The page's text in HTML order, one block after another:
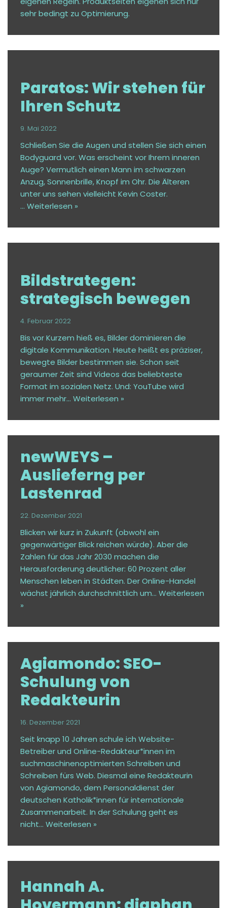
sehr bedingt zu Optimierung.
Paratos: Wir stehen für
Ihren Schutz
9. Mai 2022
Schließen Sie die Augen und stellen Sie sich einen
Bodyguard vor. Was erscheint vor Ihrem inneren
Auge? Vermutlich einen Mann im schwarzen
Anzug, Sonnenbrille, Knopf im Ohr. Die Älteren
unter uns sehen vielleicht Kevin Coster.
… Weiterlesen »
Bildstrategen:
strategisch bewegen
4. Februar 2022
Bis vor Kurzem hieß es, Bilder dominieren die
digitale Kommunikation. Heute heißt es präziser,
bewegte Bilder bestimmen sie. Schon seit
geraumer Zeit sind Videos das beliebteste
Format im sozialen Netz. Und: YouTube wird
immer mehr… Weiterlesen »
newWEYS –
Auslieferng per
Lastenrad
22. Dezember 2021
Blicken wir kurz in Zukunft (obwohl ein
gegenwärtiger Blick reichen würde). Aber die
Zahlen für das Jahr 2030 machen die
Herausforderung deutlicher: 60 Prozent aller
Menschen leben in Städten. Der Online-Handel
wächst jährlich durchschnittlich um… Weiterlesen
»
Agiamondo: SEO-
Schulung von
Redakteurin
16. Dezember 2021
Seit knapp 10 Jahren schule ich Website-
Betreiber und Online-Redakteur*innen im
suchmaschinenoptimierten Schreiben und
Schreiben fürs Web. Diesmal eine Redakteurin
von Agiamondo, dem Personaldienst der
deutschen Katholik*innen für internationale
Zusammenarbeit. In der Schulung geht es
nicht… Weiterlesen »
Hannah A.